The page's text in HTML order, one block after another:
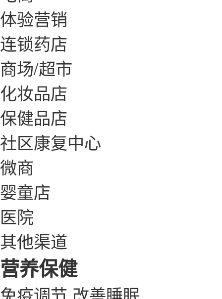
体验营销
连锁药店
商场/超市
化妆品店
保健品店
社区康复中心
微商
婴童店
医院
其他渠道
营养保健